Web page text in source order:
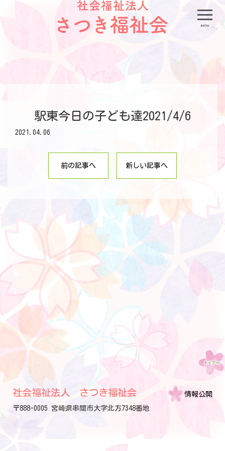
menu
駅東今日の子ども達2021/4/6
2021.04.06
前の記事へ 新しい記事へ
社会福祉法人 さつき福祉会
〒888-0005 宮崎県串間市大字北方7348番地
情報公開